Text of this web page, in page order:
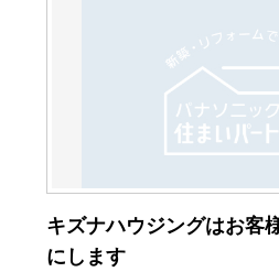
キズナハウジングはお客
にします